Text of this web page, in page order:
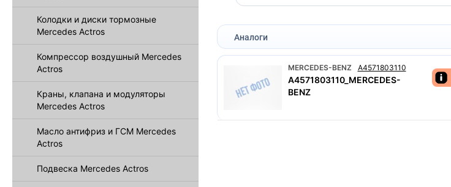
Колодки и диски тормозные
Mercedes Actros
Компрессор воздушный Mercedes
Actros
Краны, клапана и модуляторы
Mercedes Actros
Масло антифриз и ГСМ Mercedes
Actros
Подвеска Mercedes Actros
Аналоги
MERCEDES-BENZ A4571803110
A4571803110_MERCEDES-
BENZ